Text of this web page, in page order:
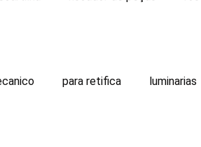
para retifica luminarias